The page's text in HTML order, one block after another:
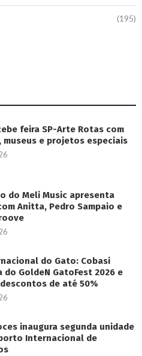
(195)
feira SP-Arte Rotas com
museus e projetos especiais
do Meli Music apresenta
Anitta, Pedro Sampaio e
do Gato: Cobasi
do GoldeN GatoFest 2026 e
de até 50%
inaugura segunda unidade
Internacional de